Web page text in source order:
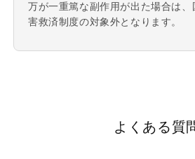
万が一重篤な副作用が出た場合は、
害救済制度の対象外となります。
よくある質